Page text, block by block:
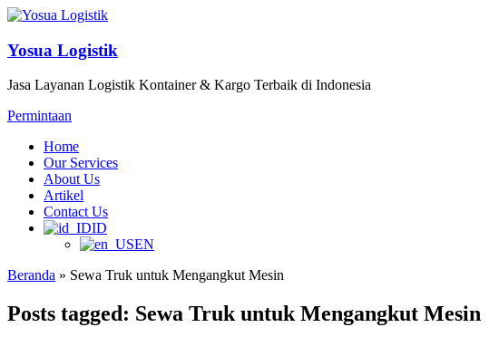
Yosua Logistik
Jasa Layanan Logistik Kontainer & Kargo Terbaik di Indonesia
Permintaan
Home
Our Services
About Us
Artikel
Contact Us
ID
EN
Beranda » Sewa Truk untuk Mengangkut Mesin
Posts tagged: Sewa Truk untuk Mengangkut Mesin